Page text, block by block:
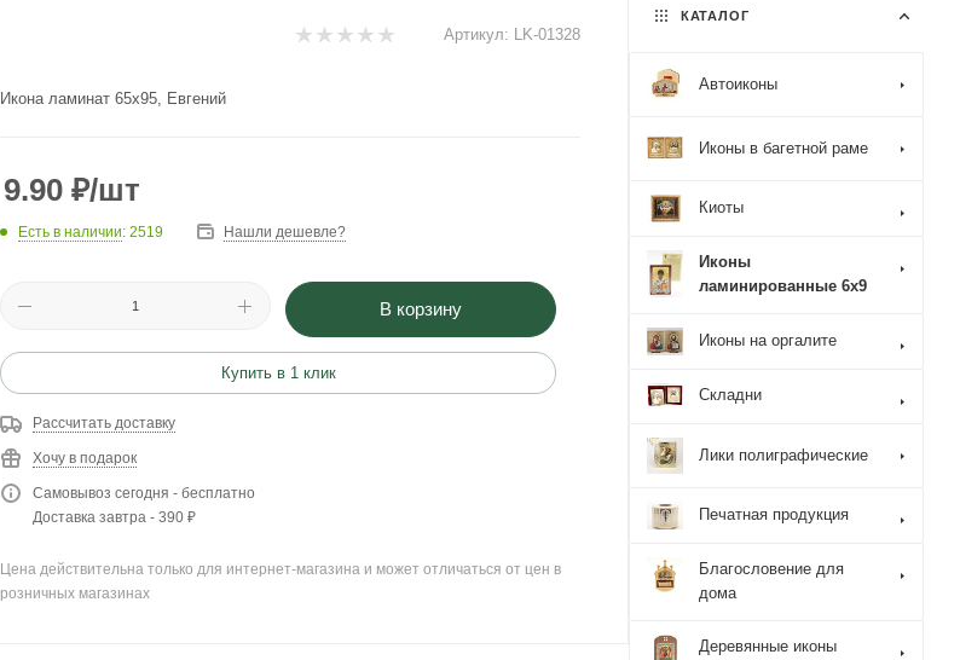
Артикул: LK-01328
Икона ламинат 65x95, Евгений
9.90 ₽/шт
Есть в наличии: 2519 Нашли дешевле?
В корзину
Купить в 1 клик
Рассчитать доставку
Хочу в подарок
Самовывоз сегодня - бесплатно
Доставка завтра - 390 ₽
Цена действительна только для интернет-магазина и может отличаться от цен в
розничных магазинах
КАТАЛОГ
Автоиконы
Иконы в багетной раме
Киоты
Иконы
ламинированные 6x9
Иконы на оргалите
Складни
Лики полиграфические
Печатная продукция
Благословение для
дома
Деревянные иконы